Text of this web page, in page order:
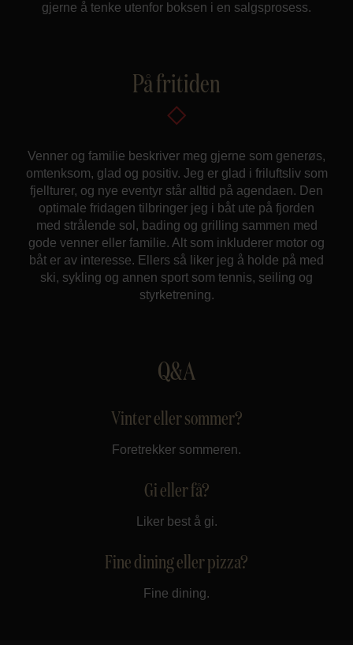
gjerne å tenke utenfor boksen i en salgsprosess.
På fritiden
Venner og familie beskriver meg gjerne som generøs,
omtenksom, glad og positiv. Jeg er glad i friluftsliv som
fjellturer, og nye eventyr står alltid på agendaen. Den
optimale fridagen tilbringer jeg i båt ute på fjorden
med strålende sol, bading og grilling sammen med
gode venner eller familie. Alt som inkluderer motor og
båt er av interesse. Ellers så liker jeg å holde på med
ski, sykling og annen sport som tennis, seiling og
styrketrening.
Q&A
Vinter eller sommer?
Foretrekker sommeren.
Gi eller få?
Liker best å gi.
Fine dining eller pizza?
Fine dining.